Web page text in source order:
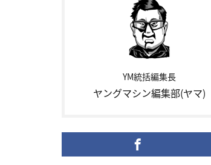
YM統括編集長
ヤングマシン編集部(ヤマ)